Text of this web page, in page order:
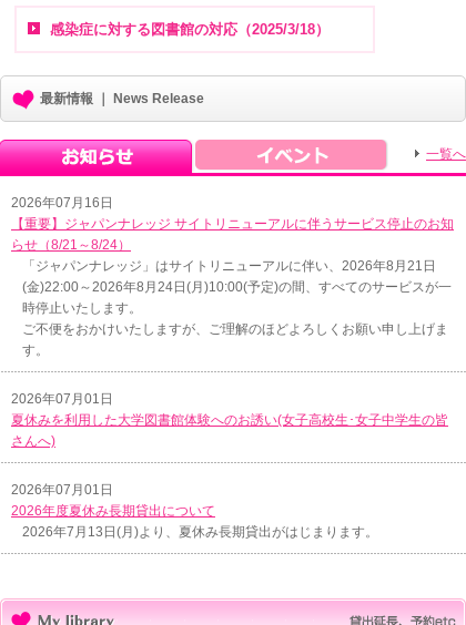
感染症に対する図書館の対応（2025/3/18）
最新情報 ｜ News Release
一覧へ
2026年07月16日
【重要】ジャパンナレッジ サイトリニューアルに伴うサービス停止のお知
らせ（8/21～8/24）
「ジャパンナレッジ」はサイトリニューアルに伴い、2026年8月21日
(金)22:00～2026年8月24日(月)10:00(予定)の間、すべてのサービスが一
時停止いたします。
ご不便をおかけいたしますが、ご理解のほどよろしくお願い申し上げま
す。
2026年07月01日
夏休みを利用した大学図書館体験へのお誘い(女子高校生･女子中学生の皆
さんへ)
2026年07月01日
2026年度夏休み長期貸出について
2026年7月13日(月)より、夏休み長期貸出がはじまります。